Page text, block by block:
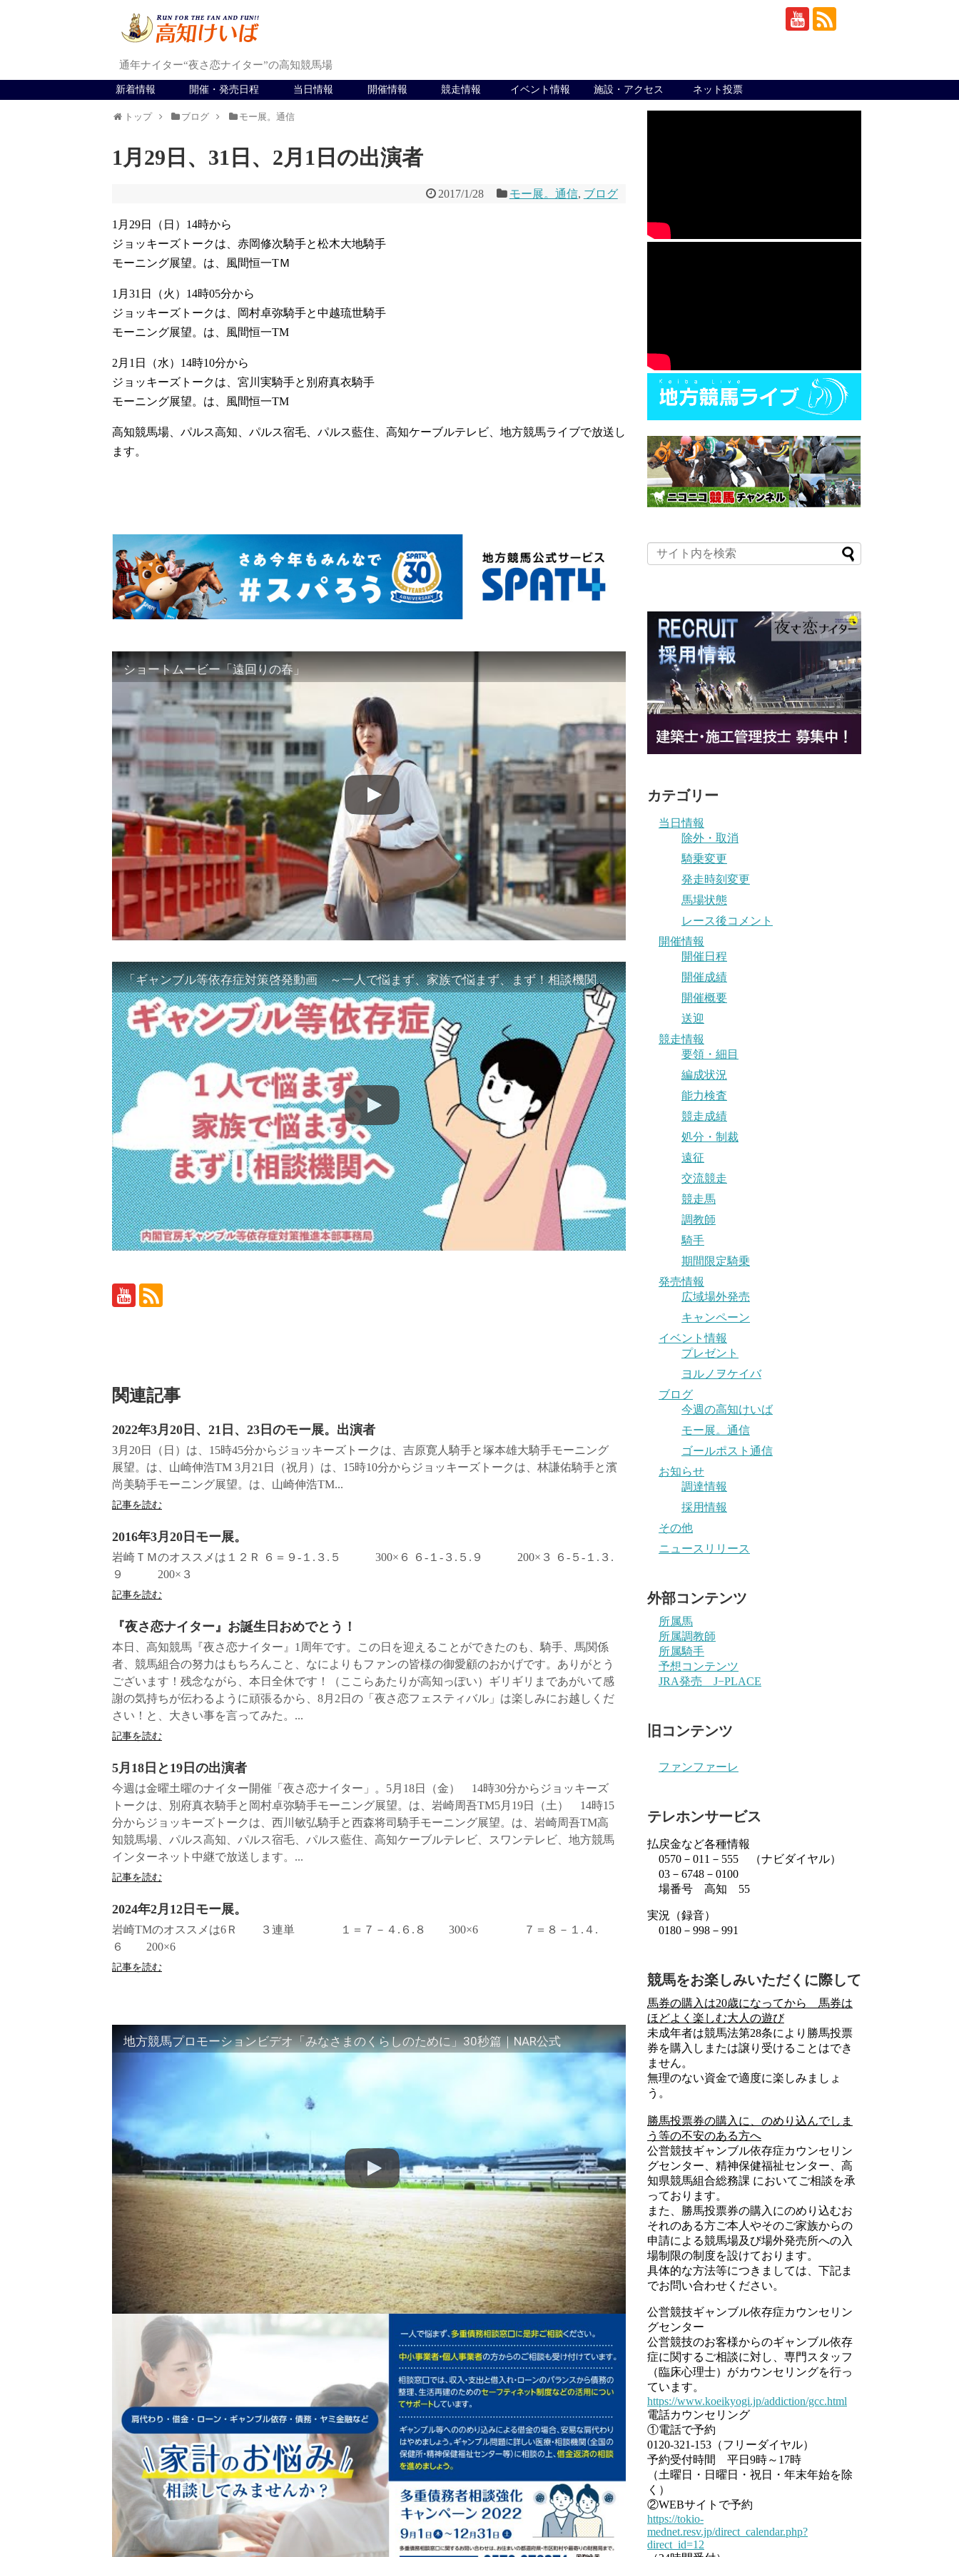
通年ナイター“夜さ恋ナイター”の高知競馬場
新着情報 開催・発売日程 当日情報 開催情報 競走情報 イベント情報 施設・アクセス ネット投票
トップ ブログ モー展。通信
1月29日、31日、2月1日の出演者
2017/1/28 モー展。通信, ブログ
1月29日（日）14時から
ジョッキーズトークは、赤岡修次騎手と松木大地騎手
モーニング展望。は、風間恒一TＭ
1月31日（火）14時05分から
ジョッキーズトークは、岡村卓弥騎手と中越琉世騎手
モーニング展望。は、風間恒一TM
2月1日（水）14時10分から
ジョッキーズトークは、宮川実騎手と別府真衣騎手
モーニング展望。は、風間恒一TM
高知競馬場、パルス高知、パルス宿毛、パルス藍住、高知ケーブルテレビ、地方競馬ライブで放送し
ます。
ショートムービー「遠回りの春」
「ギャンブル等依存症対策啓発動画 ～一人で悩まず、家族で悩まず、まず！相談機関へ～」
関連記事
2022年3月20日、21日、23日のモー展。出演者
3月20日（日）は、15時45分からジョッキーズトークは、吉原寛人騎手と塚本雄大騎手モーニング
展望。は、山崎伸浩TM 3月21日（祝月）は、15時10分からジョッキーズトークは、林謙佑騎手と濱
尚美騎手モーニング展望。は、山崎伸浩TM...
記事を読む
2016年3月20日モー展。
岩崎ＴＭのオススメは１２Ｒ ６＝９‐１.３.５ 300×６ ６‐１‐３.５.９ 200×３ ６‐５‐１.３.
９ 200×３
記事を読む
『夜さ恋ナイター』お誕生日おめでとう！
本日、高知競馬『夜さ恋ナイター』1周年です。この日を迎えることができたのも、騎手、馬関係
者、競馬組合の努力はもちろんこと、なによりもファンの皆様の御愛顧のおかげです。ありがとう
ございます！残念ながら、本日全休です！（ここらあたりが高知っぽい）ギリギリまであがいて感
謝の気持ちが伝わるように頑張るから、8月2日の「夜さ恋フェスティバル」は楽しみにお越しくだ
さい！と、大きい事を言ってみた。...
記事を読む
5月18日と19日の出演者
今週は金曜土曜のナイター開催「夜さ恋ナイター」。5月18日（金） 14時30分からジョッキーズ
トークは、別府真衣騎手と岡村卓弥騎手モーニング展望。は、岩崎周吾TM5月19日（土） 14時15
分からジョッキーズトークは、西川敏弘騎手と西森将司騎手モーニング展望。は、岩崎周吾TM高
知競馬場、パルス高知、パルス宿毛、パルス藍住、高知ケーブルテレビ、スワンテレビ、地方競馬
インターネット中継で放送します。...
記事を読む
2024年2月12日モー展。
岩崎TMのオススメは6Ｒ ３連単 １＝７－４.６.８ 300×6 ７＝８－１.４.
６ 200×6
記事を読む
地方競馬プロモーションビデオ「みなさまのくらしのために」30秒篇｜NAR公式
カテゴリー
当日情報
除外・取消
騎乗変更
発走時刻変更
馬場状態
レース後コメント
開催情報
開催日程
開催成績
開催概要
送迎
競走情報
要領・細目
編成状況
能力検査
競走成績
処分・制裁
遠征
交流競走
競走馬
調教師
騎手
期間限定騎乗
発売情報
広域場外発売
キャンペーン
イベント情報
プレゼント
ヨルノヲケイバ
ブログ
今週の高知けいば
モー展。通信
ゴールポスト通信
お知らせ
調達情報
採用情報
その他
ニュースリリース
外部コンテンツ
所属馬
所属調教師
所属騎手
予想コンテンツ
JRA発売 J−PLACE
旧コンテンツ
ファンファーレ
テレホンサービス
払戻金など各種情報
0570－011－555 （ナビダイヤル）
03－6748－0100
場番号 高知 55
実況（録音）
0180－998－991
競馬をお楽しみいただくに際して
馬券の購入は20歳になってから 馬券は
ほどよく楽しむ大人の遊び
未成年者は競馬法第28条により勝馬投票
券を購入しまたは譲り受けることはでき
ません。
無理のない資金で適度に楽しみましょ
う。
勝馬投票券の購入に、のめり込んでしま
う等の不安のある方へ
公営競技ギャンブル依存症カウンセリン
グセンター、精神保健福祉センター、高
知県競馬組合総務課 においてご相談を承
っております。
また、勝馬投票券の購入にのめり込むお
それのある方ご本人やそのご家族からの
申請による競馬場及び場外発売所への入
場制限の制度を設けております。
具体的な方法等につきましては、下記ま
でお問い合わせください。
公営競技ギャンブル依存症カウンセリン
グセンター
公営競技のお客様からのギャンブル依存
症に関するご相談に対し、専門スタッフ
（臨床心理士）がカウンセリングを行っ
ています。
https://www.koeikyogi.jp/addiction/gcc.html
電話カウンセリング
①電話で予約
0120-321-153（フリーダイヤル）
予約受付時間 平日9時～17時
（土曜日・日曜日・祝日・年末年始を除
く）
②WEBサイトで予約
https://tokio-
mednet.resv.jp/direct_calendar.php?
direct_id=12